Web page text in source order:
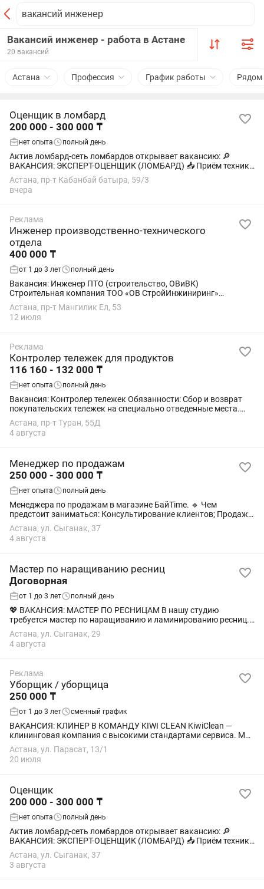
Вакансий инженер - работа в Астане
20 вакансий
Астана Профессия График работы Рядом
Оценщик в ломбард
200 000 - 300 000 ₸
нет опыта полный день
Актив ломбард-сеть ломбардов открывает вакансию: 🔎
ВАКАНСИЯ: ЭКСПЕРТ-ОЦЕНЩИК (ЛОМБАРД) 📥 Приём техники
и золота - Опыт не требуется - всему обучаем - Оплачиваемое
обучение 🕒 График работы:...
Астана, пр-т Кабанбай батыра, 59/3
вчера
Реклама
Инженер производственно-технического
отдела
400 000 ₸
от 1 до 3 лет полный день
Вакансия: Инженер ПТО (строительство, ОВиВК)
Строительная компания ТОО «ОВ СтройИнжиниринг»
приглашает на постоянную работу инженера ПТО с опытом
работы. Обязанности: Подготовка и ведение...
Астана, пр-т Мангилик Ел, 53
12 июля
Реклама
Контролер тележек для продуктов
116 160 - 132 000 ₸
нет опыта полный день
Вакансия: Контролер тележек Обязанности: Сбор и возврат
покупательских тележек на специально отведенные места.
Контроль наличия и исправности тележек. Поддержание
порядка на территории,...
Астана, пр-т Туран, 55Д
4 августа
Менеджер по продажам
250 000 - 300 000 ₸
нет опыта полный день
Менеджера по продажам в магазине БайTime. 🔹 Чем
предстоит заниматься: Консультирование клиентов; Продажа
техники; Помощь покупателям в выборе товаров. 🎓 Опыт не
требуется - мы полностью...
Астана, ул. Сыганак, 37
4 августа
Мастер по наращиванию ресниц
Договорная
от 1 до 3 лет полный день
💖 ВАКАНСИЯ: МАСТЕР ПО РЕСНИЦАМ В нашу студию
требуется мастер по наращиванию и ламинированию ресниц.
Что нужно делать: • Наращивание ресниц: классика, 2D, 3D и
другие объёмы • Ламинирование и...
Астана, ул. Сыганак, 29
4 августа
Реклама
Уборщик / уборщица
250 000 ₸
от 1 до 3 лет сменный график
ВАКАНСИЯ: КЛИНЕР В КОМАНДУ KIWI CLEAN KiwiClean —
клининговая компания с высокими стандартами сервиса. Мы
расширяем команду и ищем ответственных, аккуратных и
обучаемых клинеров, которые любят...
Астана, ул. Парасат, 13/1
20 июля
Оценщик
200 000 - 300 000 ₸
нет опыта полный день
Актив ломбард-сеть ломбардов открывает вакансию: 🔎
ВАКАНСИЯ: ЭКСПЕРТ-ОЦЕНЩИК (ЛОМБАРД) 📥 Приём техники
и золота - Опыт не требуется - всему обучаем - Оплачиваемое
обучение 🕒 График работы:...
Астана, ул. Сыганак, 37
3 августа